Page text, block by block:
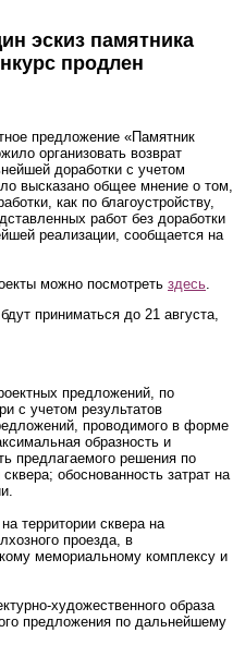
эскиз памятника
продлен
предложение «Памятник
организовать возврат
доработки с учетом
высказано общее мнение о том,
как по благоустройству,
работ без доработки
реализации, сообщается на
можно посмотреть здесь.
приниматься до 21 августа,
предложений, по
с учетом результатов
проводимого в форме
образность и
предлагаемого решения по
обоснованность затрат на
территории сквера на
проезда, в
мемориальному комплексу и
художественного образа
предложения по дальнейшему